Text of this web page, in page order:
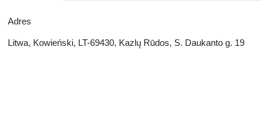
Adres
Litwa, Kowieński, LT-69430, Kazlų Rūdos, S. Daukanto g. 19